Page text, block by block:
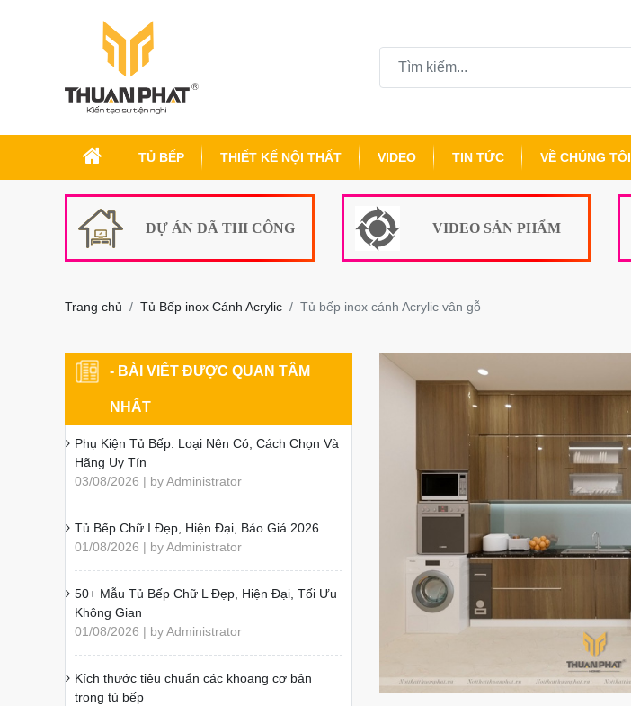
TỦ BẾP THIẾT KẾ NỘI THẤT VIDEO TIN TỨC VỀ CHÚNG TÔI
DỰ ÁN ĐÃ THI CÔNG VIDEO SẢN PHẨM
Trang chủ Tủ Bếp inox Cánh Acrylic Tủ bếp inox cánh Acrylic vân gỗ
- BÀI VIẾT ĐƯỢC QUAN TÂM
NHẤT
Phụ Kiện Tủ Bếp: Loại Nên Có, Cách Chọn Và
Hãng Uy Tín
03/08/2026 | by Administrator
Tủ Bếp Chữ I Đẹp, Hiện Đại, Báo Giá 2026
01/08/2026 | by Administrator
50+ Mẫu Tủ Bếp Chữ L Đẹp, Hiện Đại, Tối Ưu
Không Gian
01/08/2026 | by Administrator
Kích thước tiêu chuẩn các khoang cơ bản
trong tủ bếp